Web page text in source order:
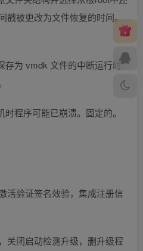
戳被更改为文件恢复的时间。
存为 vmdk 文件的中断运行时
程序可能已崩溃。固定的。
活验证签名效验，集成注册信
关闭启动检测升级，删升级程